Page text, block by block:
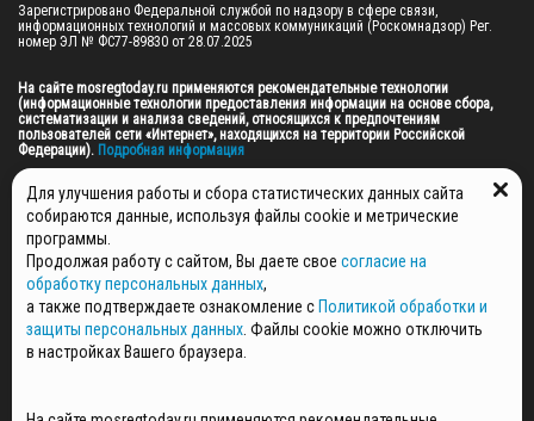
Зарегистрировано Федеральной службой по надзору в сфере связи,
информационных технологий и массовых коммуникаций (Роскомнадзор) Рег.
номер ЭЛ № ФС77-89830 от 28.07.2025
На сайте mosregtoday.ru применяются рекомендательные технологии
(информационные технологии предоставления информации на основе сбора,
систематизации и анализа сведений, относящихся к предпочтениям
пользователей сети «Интернет», находящихся на территории Российской
Федерации). Подробная информация
© 2026 ПРАВА НА ВСЕ МАТЕРИАЛЫ САЙТА ПРИНАДЛЕЖАТ ГАУ МО "ЦИФРОВЫЕ
МЕДИА" (ОГРН: 1255000059467).
ПОЛИТИКА ОБРАБОТКИ И ЗАЩИТЫ ПЕРСОНАЛЬНЫХ ДАННЫХ
НОВОСТИ
ГАЗЕТЫ
РЕКЛАМОДАТЕЛЯМ
Для улучшения работы и сбора статистических данных сайта
собираются данные, используя файлы cookie и метрические
программы.
Продолжая работу с сайтом, Вы даете свое согласие на
обработку персональных данных,
а также подтверждаете ознакомление с Политикой обработки и
защиты персональных данных . Файлы cookie можно отключить
в настройках Вашего браузера.